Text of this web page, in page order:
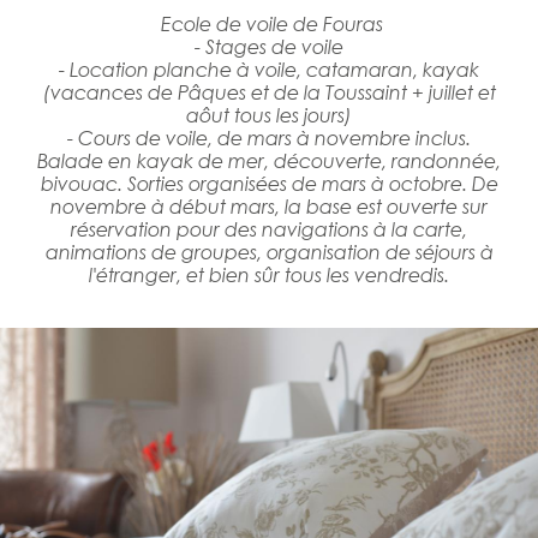
Ecole de voile de Fouras
- Stages de voile
- Location planche à voile, catamaran, kayak
(vacances de Pâques et de la Toussaint + juillet et
aôut tous les jours)
- Cours de voile, de mars à novembre inclus.
Balade en kayak de mer, découverte, randonnée,
bivouac. Sorties organisées de mars à octobre. De
novembre à début mars, la base est ouverte sur
réservation pour des navigations à la carte,
animations de groupes, organisation de séjours à
l'étranger, et bien sûr tous les vendredis.